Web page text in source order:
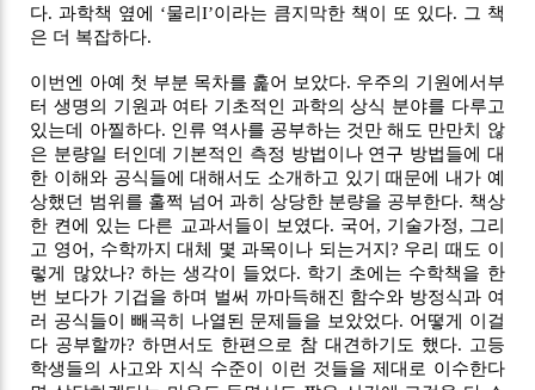
다. 과학책 옆에 ‘물리I’이라는 큼지막한 책이 또 있다. 그 책
은 더 복잡하다.
이번엔 아예 첫 부분 목차를 훑어 보았다. 우주의 기원에서부
터 생명의 기원과 여타 기초적인 과학의 상식 분야를 다루고
있는데 아찔하다. 인류 역사를 공부하는 것만 해도 만만치 않
은 분량일 터인데 기본적인 측정 방법이나 연구 방법들에 대
한 이해와 공식들에 대해서도 소개하고 있기 때문에 내가 예
상했던 범위를 훌쩍 넘어 과히 상당한 분량을 공부한다. 책상
한 켠에 있는 다른 교과서들이 보였다. 국어, 기술가정, 그리
고 영어, 수학까지 대체 몇 과목이나 되는거지? 우리 때도 이
렇게 많았나? 하는 생각이 들었다. 학기 초에는 수학책을 한
번 보다가 기겁을 하며 벌써 까마득해진 함수와 방정식과 여
러 공식들이 빼곡히 나열된 문제들을 보았었다. 어떻게 이걸
다 공부할까? 하면서도 한편으로 참 대견하기도 했다. 고등
학생들의 사고와 지식 수준이 이런 것들을 제대로 이수한다